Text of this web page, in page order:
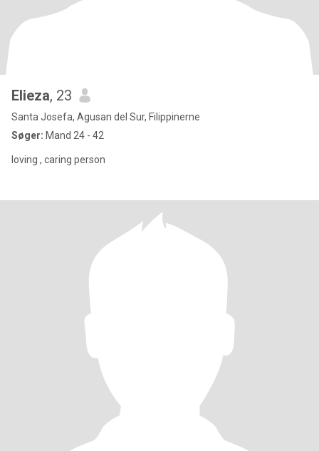
Elieza, 23
Santa Josefa, Agusan del Sur, Filippinerne
Søger: Mand 24 - 42
loving , caring person